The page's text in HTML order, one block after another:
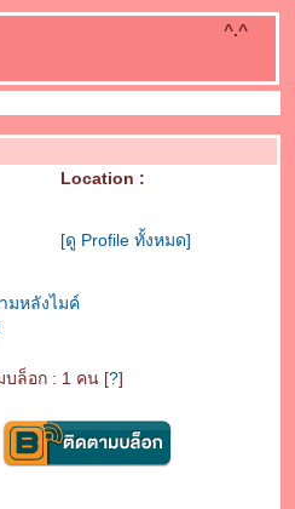
^.^
Location :
[ดู Profile ทั้งหมด]
มหลังไมค์
บล็อก : 1 คน [?]